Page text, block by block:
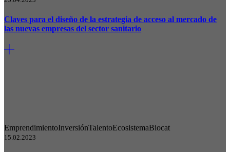
Claves para el diseño de la estrategia de acceso al mercado de
las nuevas empresas del sector sanitario
EmprendimientoInversiónTalentoEcosistemaBiocat
15.02.2023